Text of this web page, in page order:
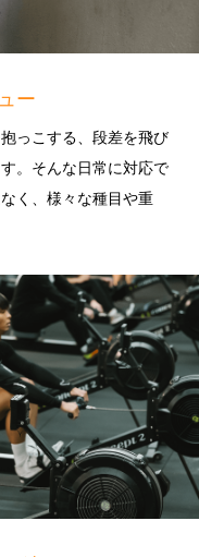
ー
っこする、段差を飛び
。そんな日常に対応で
く、様々な種目や重